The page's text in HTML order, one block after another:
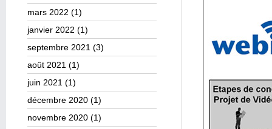
mars 2022 (1)
janvier 2022 (1)
septembre 2021 (3)
août 2021 (1)
juin 2021 (1)
décembre 2020 (1)
novembre 2020 (1)